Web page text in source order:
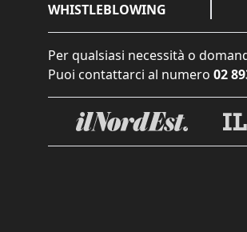
WHISTLEBLOWING
Per qualsiasi necessità o
Puoi contattarci al numero 02